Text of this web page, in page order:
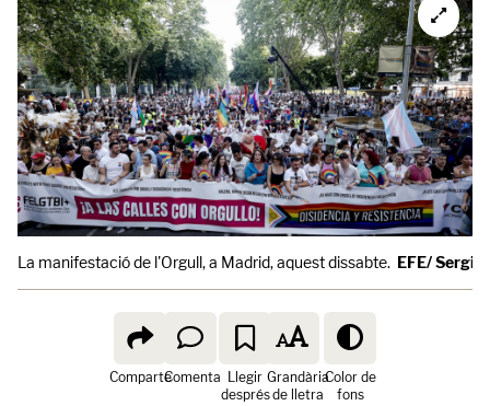
La manifestació de l'Orgull, a Madrid, aquest dissabte. EFE/ Sergio
ComparteComenta Llegir
després
Grandària
de lletra
Color de
fons